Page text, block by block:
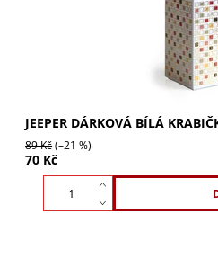
JEEPER DÁRKOVÁ BÍLÁ
89 Kč(–21 %)
70 Kč